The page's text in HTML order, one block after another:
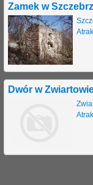
Zamek w
Dwór w